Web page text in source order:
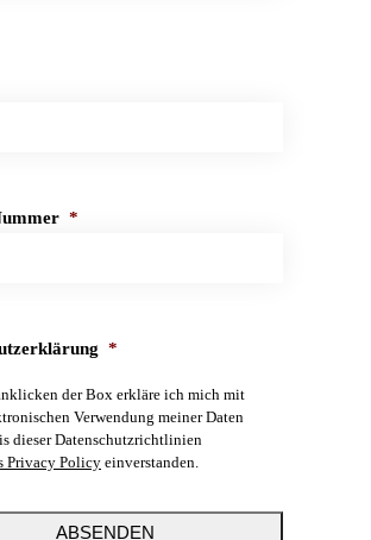
*
*
der Box erkläre ich mich mit
Verwendung meiner Daten
dieser Datenschutzrichtlinien
Privacy Policy einverstanden.